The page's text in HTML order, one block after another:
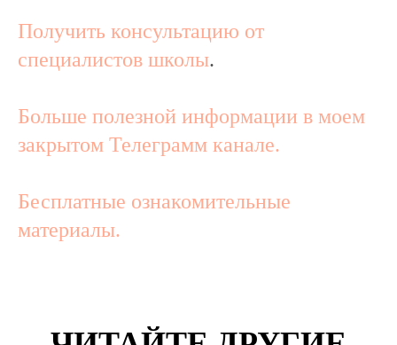
Получить консультацию от
специалистов школы.
Больше полезной информации в моем
закрытом Телеграмм канале.
Бесплатные ознакомительные
материалы.